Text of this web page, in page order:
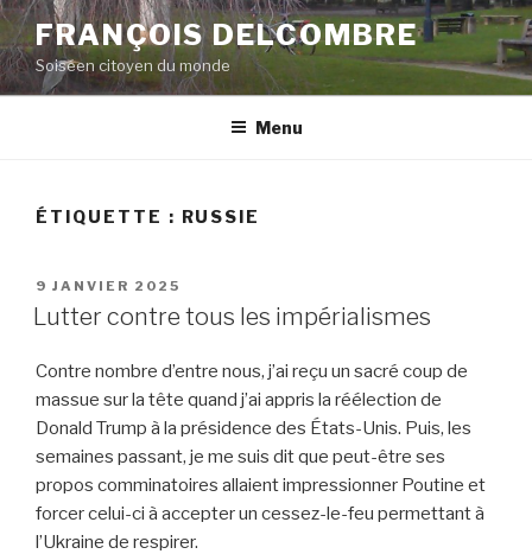
Aller
au
contenu
principal
FRANÇOIS DELCOMBRE
Soiséen citoyen du monde
Menu
ÉTIQUETTE : RUSSIE
PUBLIÉ
LE
9 JANVIER 2025
Lutter contre tous les impérialismes
Contre nombre d’entre nous, j’ai reçu un sacré coup de
massue sur la tête quand j’ai appris la réélection de
Donald Trump à la présidence des États-Unis. Puis, les
semaines passant, je me suis dit que peut-être ses
propos comminatoires allaient impressionner Poutine et
forcer celui-ci à accepter un cessez-le-feu permettant à
l’Ukraine de respirer.